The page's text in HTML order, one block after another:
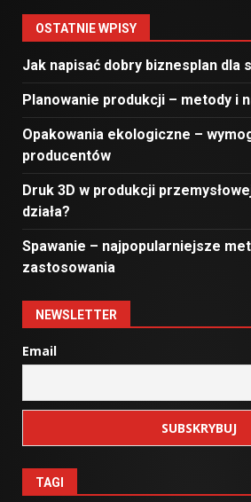
OSTATNIE WPISY
Jak napisać dobry biznesplan dla
Planowanie produkcji – metody i
Opakowania ekologiczne –
producentów
Druk 3D w produkcji
działa?
Spawanie – najpopularniejsze
zastosowania
NEWSLETTER
Email
TAGI